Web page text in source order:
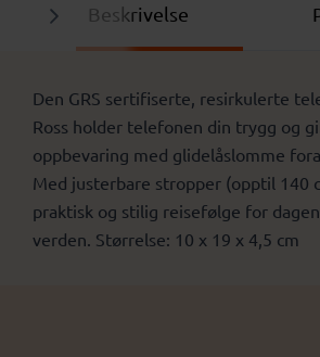
Beskrivelse
Den GRS sertifiserte, resirkulerte
Ross holder telefonen din trygg og
oppbevaring med glidelåslomme
Med justerbare stropper (opptil 140
praktisk og stilig reisefølge for
verden. Størrelse: 10 x 19 x 4,5 cm